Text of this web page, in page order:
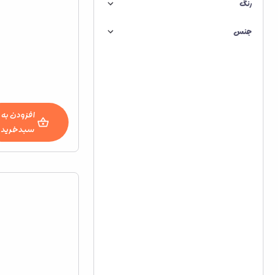
رنگ
جنس
افزودن به
سبدخرید